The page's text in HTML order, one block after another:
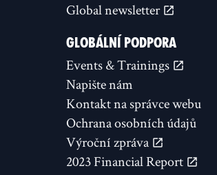
Global newsletter
GLOBÁLNÍ PODPORA
Events & Trainings
Napište nám
Kontakt na správce webu
Ochrana osobních údajů
Výroční zpráva
2023 Financial Report